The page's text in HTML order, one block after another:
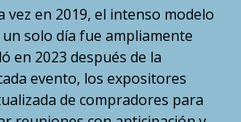
en 2019, el intenso modelo
solo día fue ampliamente
en 2023 después de la
evento, los expositores
de compradores para